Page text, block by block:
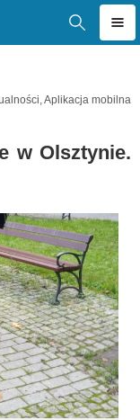
,Aplikacja mobilna
w Olsztynie.